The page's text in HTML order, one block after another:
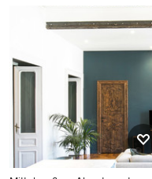
Großes, Fernseherloses,
Abgetrenntes Klassisches
Wandfarbe in Dijon